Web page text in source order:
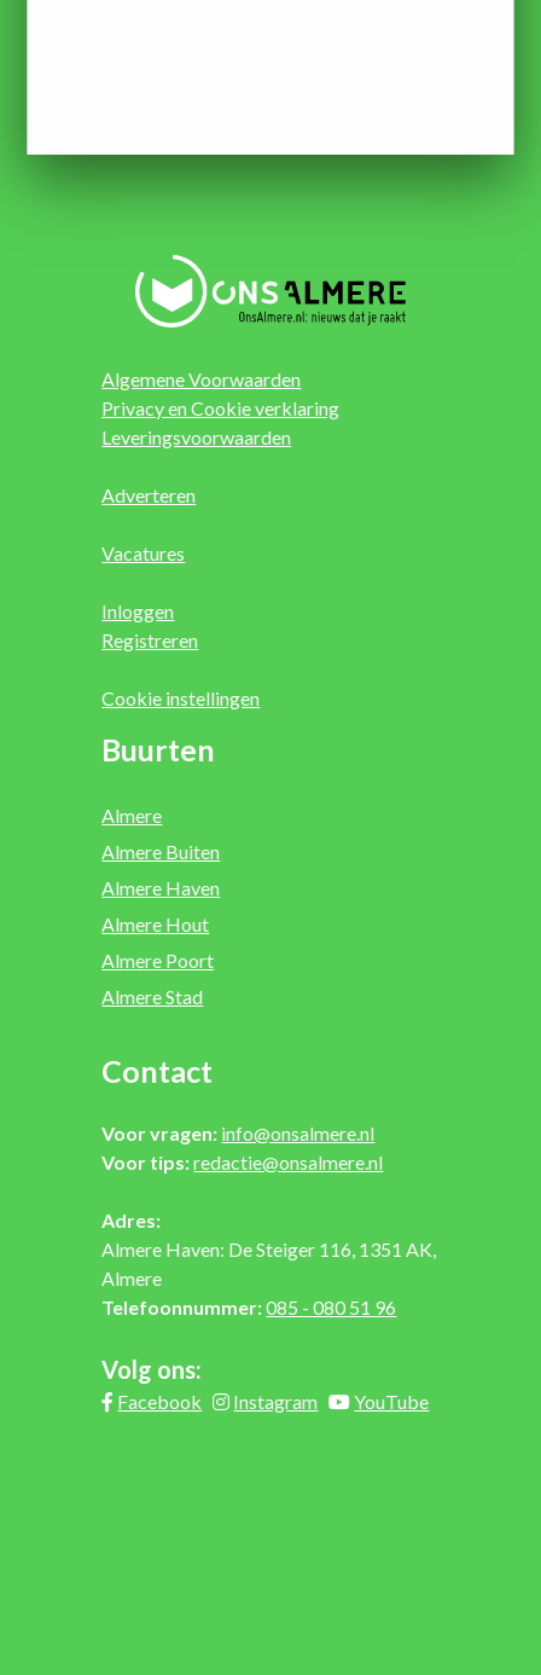
Algemene Voorwaarden
Privacy en Cookie verklaring
Leveringsvoorwaarden
Adverteren
Vacatures
Inloggen
Registreren
Cookie instellingen
Buurten
Almere
Almere Buiten
Almere Haven
Almere Hout
Almere Poort
Almere Stad
Contact
Voor vragen: info@onsalmere.nl
Voor tips:redactie@onsalmere.nl
Adres:
Almere Haven: De Steiger 116, 1351 AK,
Almere
Telefoonnummer:085 - 080 51 96
Volg ons:
Facebook Instagram YouTube